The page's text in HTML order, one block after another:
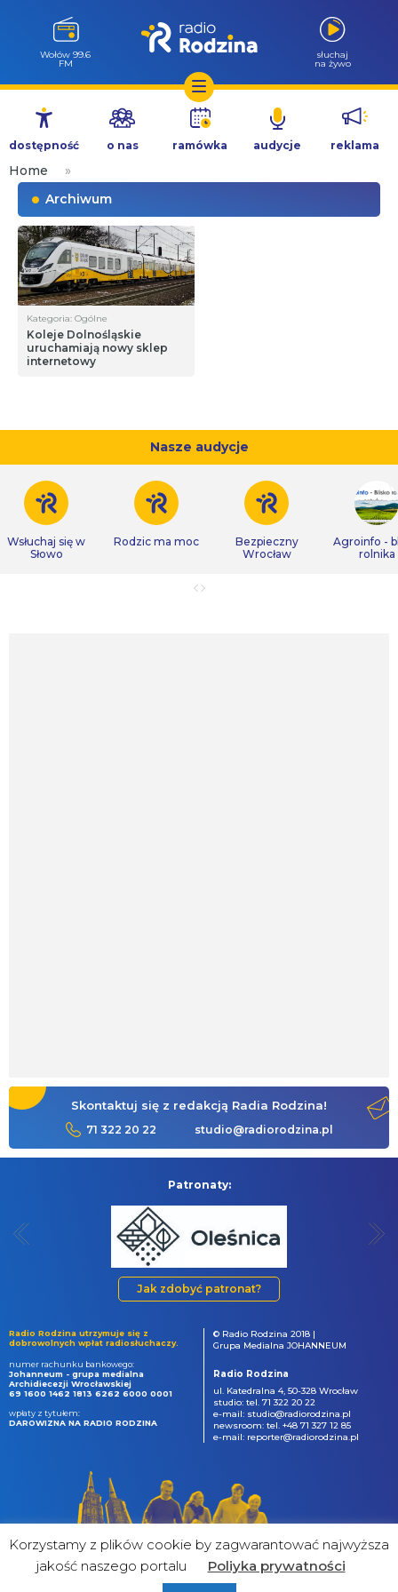
Przejdź
treści
Wołów 99.6
FM
słuchaj
na żywo
dostępność o nas ramówka audycje reklama
Home
»
Archiwum
Kategoria: Ogólne
Koleje Dolnośląskie
uruchamiają nowy sklep
internetowy
Nasze audycje
Wsłuchaj się w
Słowo
Rodzic ma moc
Bezpieczny
Wrocław
Agroinfo -
rolnika
Skontaktuj się z redakcją Radia Rodzina!
71 322 20 22 studio@radiorodzina.pl
Patronaty:
Jak zdobyć patronat?
Radio Rodzina utrzymuje się z
dobrowolnych wpłat radiosłuchaczy.
numer rachunku bankowego:
Johanneum - grupa medialna
Archidiecezji Wrocławskiej
69 1600 1462 1813 6262 6000 0001
wpłaty z tytułem:
DAROWIZNA NA RADIO RODZINA
© Radio Rodzina 2018 |
Grupa Medialna JOHANNEUM
Radio Rodzina
ul. Katedralna 4, 50-328 Wrocław
studio: tel. 71 322 20 22
e-mail: studio@radiorodzina.pl
newsroom: tel. +48 71 327 12 85
e-mail: reporter@radiorodzina.pl
Korzystamy z plików cookie by zagwarantować najwyższa
jakość naszego portalu
Poliyka prywatności